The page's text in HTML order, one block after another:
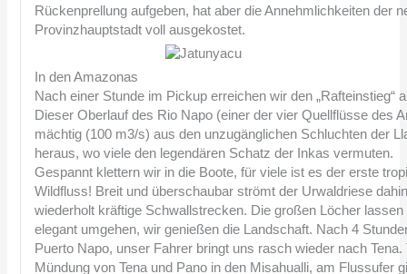
Rückenprellung aufgeben, hat aber die Annehmlichkeiten der
Provinzhauptstadt voll ausgekostet.
In den Amazonas
Nach einer Stunde im Pickup erreichen wir den „Rafteinstieg“
Dieser Oberlauf des Rio Napo (einer der vier Quellflüsse des
mächtig (100 m3/s) aus den unzugänglichen Schluchten der
heraus, wo viele den legendären Schatz der Inkas vermuten.
Gespannt klettern wir in die Boote, für viele ist es der erste
Wildfluss! Breit und überschaubar strömt der Urwaldriese
wiederholt kräftige Schwallstrecken. Die großen Löcher lassen
elegant umgehen, wir genießen die Landschaft. Nach 4
Puerto Napo, unser Fahrer bringt uns rasch wieder nach Tena.
Mündung von Tena und Pano in den Misahualli, am Flussufer